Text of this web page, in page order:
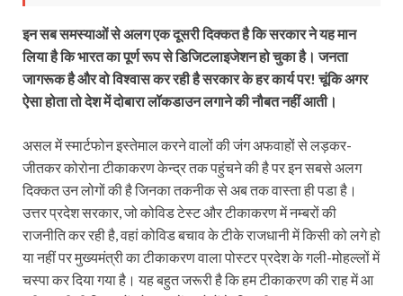
इन सब समस्याओं से अलग एक दूसरी दिक्कत है कि सरकार ने यह मान
लिया है कि भारत का पूर्ण रूप से डिजिटलाइजेशन हो चुका है। जनता
जागरूक है और वो विश्वास कर रही है सरकार के हर कार्य पर! चूंकि अगर
ऐसा होता तो देश में दोबारा लॉकडाउन लगाने की नौबत नहीं आती।
असल में स्मार्टफोन इस्तेमाल करने वालों की जंग अफवाहों से लड़कर-
जीतकर कोरोना टीकाकरण केन्द्र तक पहुंचने की है पर इन सबसे अलग
दिक्कत उन लोगों की है जिनका तकनीक से अब तक वास्ता ही पडा है।
उत्तर प्रदेश सरकार, जो कोविड टेस्ट और टीकाकरण में नम्बरों की
राजनीति कर रही है, वहां कोविड बचाव के टीके राजधानी में किसी को लगे हो
या नहीं पर मुख्यमंत्री का टीकाकरण वाला पोस्टर प्रदेश के गली-मोहल्लों में
चस्पा कर दिया गया है। यह बहुत जरूरी है कि हम टीकाकरण की राह में आ